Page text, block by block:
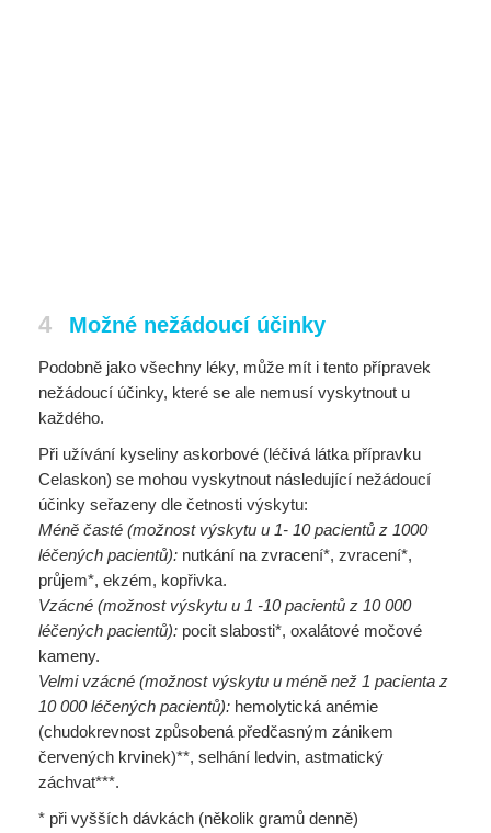
4 Možné nežádoucí účinky
Podobně jako všechny léky, může mít i tento přípravek
nežádoucí účinky, které se ale nemusí vyskytnout u
každého.
Při užívání kyseliny askorbové (léčivá látka přípravku
Celaskon) se mohou vyskytnout následující nežádoucí
účinky seřazeny dle četnosti výskytu:
Méně časté (možnost výskytu u 1- 10 pacientů z 1000
léčených pacientů): nutkání na zvracení*, zvracení*,
průjem*, ekzém, kopřivka.
Vzácné (možnost výskytu u 1 -10 pacientů z 10 000
léčených pacientů): pocit slabosti*, oxalátové močové
kameny.
Velmi vzácné (možnost výskytu u méně než 1 pacienta z
10 000 léčených pacientů): hemolytická anémie
(chudokrevnost způsobená předčasným zánikem
červených krvinek)**, selhání ledvin, astmatický
záchvat***.
* při vyšších dávkách (několik gramů denně)